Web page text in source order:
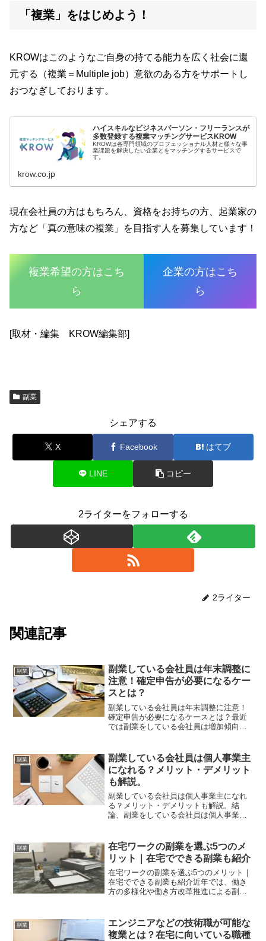
「複業」をはじめよう！
KROWはこのようなご自身の持てる能力を広く社会に還
元する（複業＝Multiple job）意欲のある方をサポートし
おつなぎしております。
ハイスキルなビジネスパーソン・フリーランスが
多数登録する複業マッチングサービスKROW
KROWは各専門領域のプロフェッショナル人材と様々な事
業課題を解決したい企業とをマッチングするサービスで
す。
krow.co.jp
現在会社員の方はもちろん、資格をお持ちの方、起業家の
方など「真の意味の複業」を目指す人を募集しています！
複業希望の方はこち
ら
企業の方はこち
ら
[取材・編集 KROW編集部]
副業
シェアする
X Facebook はてブ
LINE コピー
2ライターをフォローする
2ライター
関連記事
副業
副業している会社員は年末調整に
注意！確定申告が必要になるケー
スとは？
副業している会社員は年末調整に注意！
確定申告が必要になるケースとは？最近
では副業をしている会社員は増加傾向に
なるケースもあります。そのため、知ら
なかったことで申告漏れを...
副業
副業している会社員は個人事業主
になれる？メリット・デメリット
も解説。
副業している会社員は個人事業主になれ
る？メリット・デメリットも解説。結
論、副業をしている会社員は個人事業主
ットも存在します、そこで今回は副業し
ている会社員は個人事業主に...
副業
在宅ワークの副業を選ぶ5つのメ
リット｜在宅でできる副業も紹介
在宅ワークの副業を選ぶ5つのメリット｜
在宅でできる副業も紹介近年では、働き
方の多様化や働き方改革推進による副業
仕事も数多く存在し、多くのメリットが
あります。そこでこちら...
副業
エンジニアなどの技術職が可能な
複業とは？在宅に向いている職種